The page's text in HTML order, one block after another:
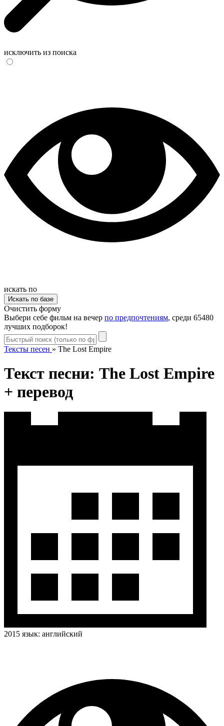
исключить из поиска
искать по
Очистить форму
Выбери себе фильм на вечер по предпочтениям, среди 65480
лучших подборок!
Тексты песен » The Lost Empire
Текст песни: The Lost Empire
+ перевод
2015 язык: английский